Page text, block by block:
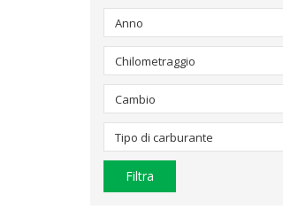
Anno
Chilometraggio
Cambio
Tipo di carburante
Filtra